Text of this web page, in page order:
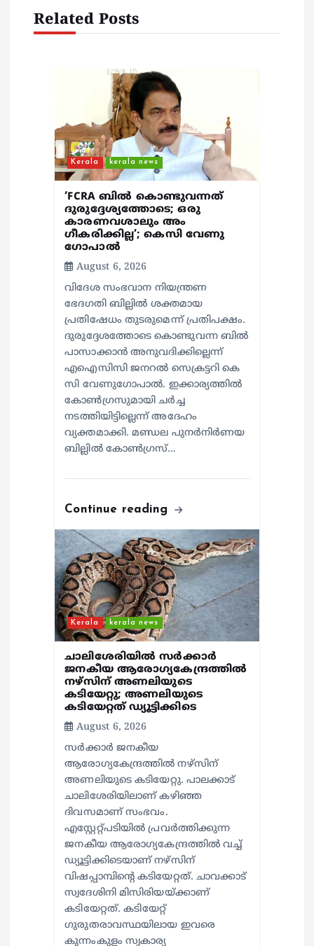
a
Related Posts
Kerala kerala news
‘FCRA ബിൽ കൊണ്ടുവന്നത്
ദുരുദ്ദേശ്യത്തോടെ; ഒരു
കാരണവശാലും അം​
ഗീകരിക്കില്ല’; കെസി വേണു​
ഗോപാൽ
August 6, 2026
വിദേശ സംഭവാന നിയന്ത്രണ
ഭേദഗതി ബില്ലിൽ ശക്തമായ
പ്രതിഷേധം തുടരുമെന്ന് പ്രതിപക്ഷം.
ദുരുദ്ദേശത്തോടെ കൊണ്ടുവന്ന ബിൽ
പാസാക്കാൻ അനുവദിക്കില്ലെന്ന്
എഐസിസി ജനറൽ സെക്രട്ടറി കെ
സി വേണുഗോപാൽ. ഇക്കാര്യത്തിൽ
കോൺഗ്രസുമായി ചർച്ച
നടത്തിയിട്ടില്ലെന്ന് അദേഹം
വ്യക്തമാക്കി. മണ്ഡല പുനർനിർണയ
ബില്ലിൽ കോൺഗ്രസ്…
Continue reading
Kerala kerala news
ചാലിശേരിയില്‍ സര്‍ക്കാര്‍
ജനകീയ ആരോഗ്യകേന്ദ്രത്തില്‍
നഴ്സിന് അണലിയുടെ
കടിയേറ്റു; അണലിയുടെ
കടിയേറ്റത് ഡ്യൂട്ടിക്കിടെ
August 6, 2026
സര്‍ക്കാര്‍ ജനകീയ
ആരോഗ്യകേന്ദ്രത്തില്‍ നഴ്സിന്
അണലിയുടെ കടിയേറ്റു. പാലക്കാട്
ചാലിശേരിയിലാണ് കഴിഞ്ഞ
ദിവസമാണ് സംഭവം.
എസ്റ്റേറ്റ്പടിയില്‍ പ്രവര്‍ത്തിക്കുന്ന
ജനകീയ ആരോഗ്യകേന്ദ്രത്തില്‍ വച്ച്
ഡ്യൂട്ടിക്കിടെയാണ് നഴ്സിന്
വിഷപ്പാമ്പിന്റെ കടിയേറ്റത്. ചാവക്കാട്
സ്വദേശിനി മിസിരിയയ്ക്കാണ്
കടിയേറ്റത്. കടിയേറ്റ്
ഗുരുതരാവസ്ഥയിലായ ഇവരെ
കുന്നംകുളം സ്വകാര്യ